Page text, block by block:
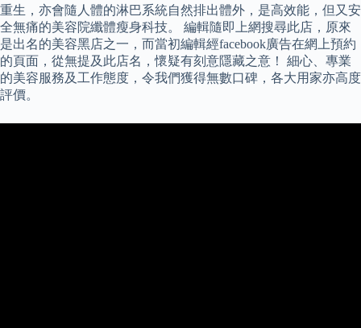
重生，亦會隨人體的淋巴系統自然排出體外，是高效能，但又安
全無痛的美容院纖體瘦身科技。 編輯隨即上網搜尋此店，原來
是出名的美容黑店之一，而當初編輯經facebook廣告在網上預約
的頁面，從無提及此店名，懷疑有刻意隱藏之意！ 細心、專業
的美容服務及工作態度，令我們獲得無數口碑，各大用家亦高度
評價。